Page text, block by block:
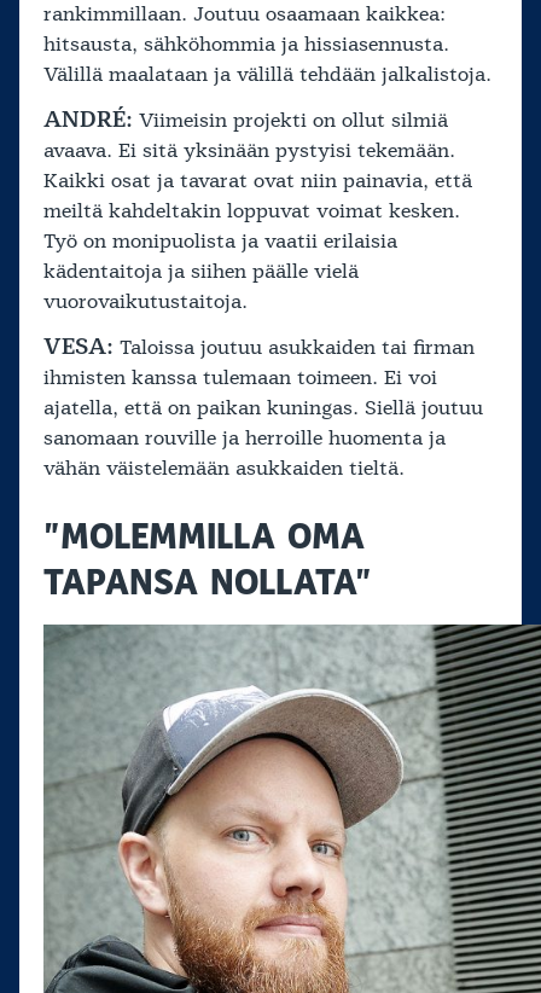
rankimmillaan. Joutuu osaamaan kaikkea:
hitsausta, sähköhommia ja hissiasennusta.
Välillä maalataan ja välillä tehdään jalkalistoja.
ANDRÉ: Viimeisin projekti on ollut silmiä
avaava. Ei sitä yksinään pystyisi tekemään.
Kaikki osat ja tavarat ovat niin painavia, että
meiltä kahdeltakin loppuvat voimat kesken.
Työ on monipuolista ja vaatii erilaisia
kädentaitoja ja siihen päälle vielä
vuorovaikutustaitoja.
VESA: Taloissa joutuu asukkaiden tai firman
ihmisten kanssa tulemaan toimeen. Ei voi
ajatella, että on paikan kuningas. Siellä joutuu
sanomaan rouville ja herroille huomenta ja
vähän väistelemään asukkaiden tieltä.
”MOLEMMILLA OMA
TAPANSA NOLLATA”